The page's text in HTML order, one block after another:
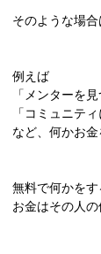
そのような場
例えば
「メンターを
「コミュニテ
など、何かお金
無料で何かをす
お金はその人の